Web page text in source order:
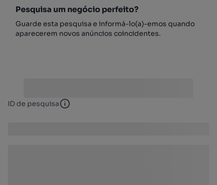
Pesquisa um negócio perfeito?
Guarde esta pesquisa e informá-lo(a)-emos quando
aparecerem novos anúncios coincidentes.
ID de pesquisa ID de pesquisa